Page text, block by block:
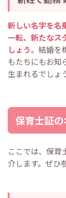
新しい名字を名
一転、新たなス
しょう。結婚を
もたちにもお知
生まれるでしょ
保育士証の
ここでは、保育
介します。ぜひ